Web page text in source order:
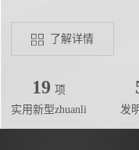
了解详情
19 项
实用新型zhuanli
发